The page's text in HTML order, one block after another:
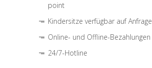
point
Kindersitze verfügbar auf Anfrage
Online- und Offline-Bezahlungen
24/7-Hotline